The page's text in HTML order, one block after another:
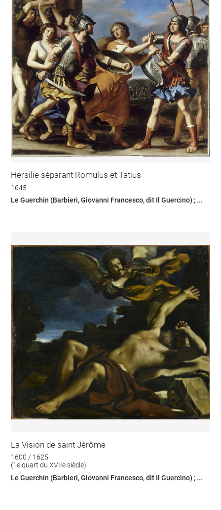
Hersilie séparant Romulus et Tatius
1645
Le Guerchin (Barbieri, Giovanni Francesco, dit Il Guercino) ; ...
La Vision de saint Jérôme
1600 / 1625
(1e quart du XVIIe siècle)
Le Guerchin (Barbieri, Giovanni Francesco, dit Il Guercino) ; ...